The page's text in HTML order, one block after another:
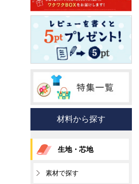
材料から探す
生地・芯地
素材で探す